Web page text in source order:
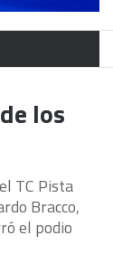
los
TC Pista
Bracco,
el podio